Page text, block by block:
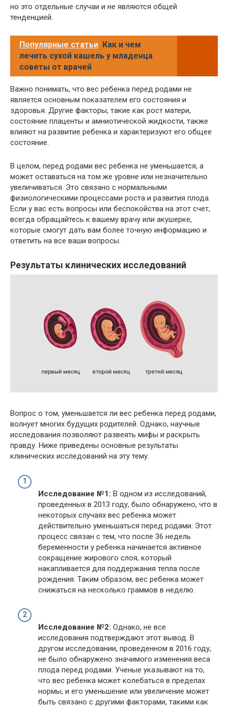
но это отдельные случаи и не являются общей
тенденцией.
Популярные статьи Как и чем
лечить сухой кашель у младенца
советы от врачей
Важно понимать, что вес ребенка перед родами не
является основным показателем его состояния и
здоровья. Другие факторы, такие как рост матери,
состояние плаценты и амниотической жидкости, также
влияют на развитие ребенка и характеризуют его общее
состояние.
В целом, перед родами вес ребенка не уменьшается, а
может оставаться на том же уровне или незначительно
увеличиваться. Это связано с нормальными
физиологическими процессами роста и развития плода.
Если у вас есть вопросы или беспокойства на этот счет,
всегда обращайтесь к вашему врачу или акушерке,
которые смогут дать вам более точную информацию и
ответить на все ваши вопросы.
Результаты клинических исследований
Вопрос о том, уменьшается ли вес ребенка перед родами,
волнует многих будущих родителей. Однако, научные
исследования позволяют развеять мифы и раскрыть
правду. Ниже приведены основные результаты
клинических исследований на эту тему.
Исследование №1: В одном из исследований,
проведенных в 2013 году, было обнаружено, что в
некоторых случаях вес ребенка может
действительно уменьшаться перед родами. Этот
процесс связан с тем, что после 36 недель
беременности у ребенка начинается активное
сокращение жирового слоя, который
накапливается для поддержания тепла после
рождения. Таким образом, вес ребенка может
снижаться на несколько граммов в неделю.
Исследование №2: Однако, не все
исследования подтверждают этот вывод. В
другом исследовании, проведенном в 2016 году,
не было обнаружено значимого изменения веса
плода перед родами. Ученые указывают на то,
что вес ребенка может колебаться в пределах
нормы, и его уменьшение или увеличение может
быть связано с другими факторами, такими как